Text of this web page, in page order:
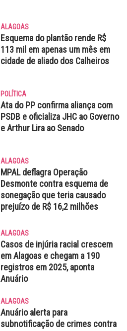
ALAGOAS
Esquema do plantão rende R$
113 mil em apenas um mês em
cidade de aliado dos Calheiros
POLÍTICA
Ata do PP confirma aliança com
PSDB e oficializa JHC ao Governo
e Arthur Lira ao Senado
ALAGOAS
MPAL deflagra Operação
Desmonte contra esquema de
sonegação que teria causado
prejuízo de R$ 16,2 milhões
ALAGOAS
Casos de injúria racial crescem
em Alagoas e chegam a 190
registros em 2025, aponta
Anuário
ALAGOAS
Anuário alerta para
subnotificação de crimes contra